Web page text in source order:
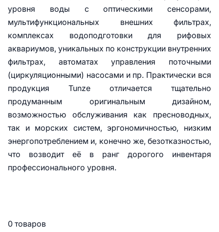
уровня воды с оптическими сенсорами,
мультифункциональных внешних фильтрах,
комплексах водоподготовки для рифовых
аквариумов, уникальных по конструкции внутренних
фильтрах, автоматах управления поточными
(циркуляционными) насосами и пр. Практически вся
продукция Tunze отличается тщательно
продуманным оригинальным дизайном,
возможностью обслуживания как пресноводных,
так и морских систем, эргономичностью, низким
энергопотреблением и, конечно же, безотказностью,
что возводит её в ранг дорогого инвентаря
профессионального уровня.
0 товаров